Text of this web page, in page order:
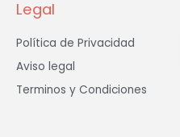
Legal
Política de Privacidad
Aviso legal
Terminos y Condiciones